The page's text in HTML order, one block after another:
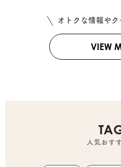
オトクな情報や
VIEW
人気おす